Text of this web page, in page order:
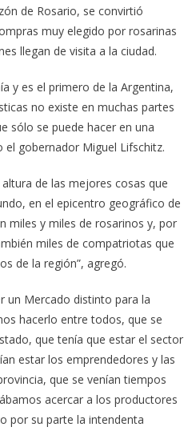
de Rosario, se convirtió
muy elegido por rosarinas
llegan de visita a la ciudad.
y es el primero de la Argentina,
no existe en muchas partes
sólo se puede hacer en una
el gobernador Miguel Lifschitz.
de las mejores cosas que
en el epicentro geográfico de
miles y miles de rosarinos y, por
miles de compatriotas que
de la región”, agregó.
un Mercado distinto para la
hacerlo entre todos, que se
que tenía que estar el sector
estar los emprendedores y las
que se venían tiempos
acercar a los productores
por su parte la intendenta